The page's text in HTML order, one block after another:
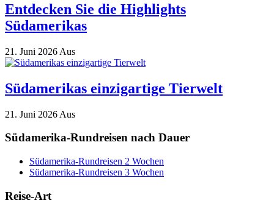
Entdecken Sie die Highlights
Südamerikas
21. Juni 2026 Aus
Südamerikas einzigartige Tierwelt
21. Juni 2026 Aus
Südamerika-Rundreisen nach Dauer
Südamerika-Rundreisen 2 Wochen
Südamerika-Rundreisen 3 Wochen
Reise-Art